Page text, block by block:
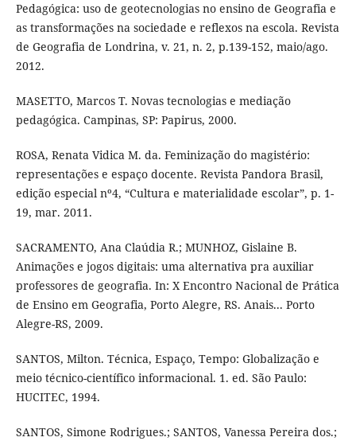
Pedagógica: uso de geotecnologias no ensino de Geografia e
as transformações na sociedade e reflexos na escola. Revista
de Geografia de Londrina, v. 21, n. 2, p.139-152, maio/ago.
2012.
MASETTO, Marcos T. Novas tecnologias e mediação
pedagógica. Campinas, SP: Papirus, 2000.
ROSA, Renata Vidica M. da. Feminização do magistério:
representações e espaço docente. Revista Pandora Brasil,
edição especial nº4, “Cultura e materialidade escolar”, p. 1-
19, mar. 2011.
SACRAMENTO, Ana Claúdia R.; MUNHOZ, Gislaine B.
Animações e jogos digitais: uma alternativa pra auxiliar
professores de geografia. In: X Encontro Nacional de Prática
de Ensino em Geografia, Porto Alegre, RS. Anais... Porto
Alegre-RS, 2009.
SANTOS, Milton. Técnica, Espaço, Tempo: Globalização e
meio técnico-científico informacional. 1. ed. São Paulo:
HUCITEC, 1994.
SANTOS, Simone Rodrigues.; SANTOS, Vanessa Pereira dos.;